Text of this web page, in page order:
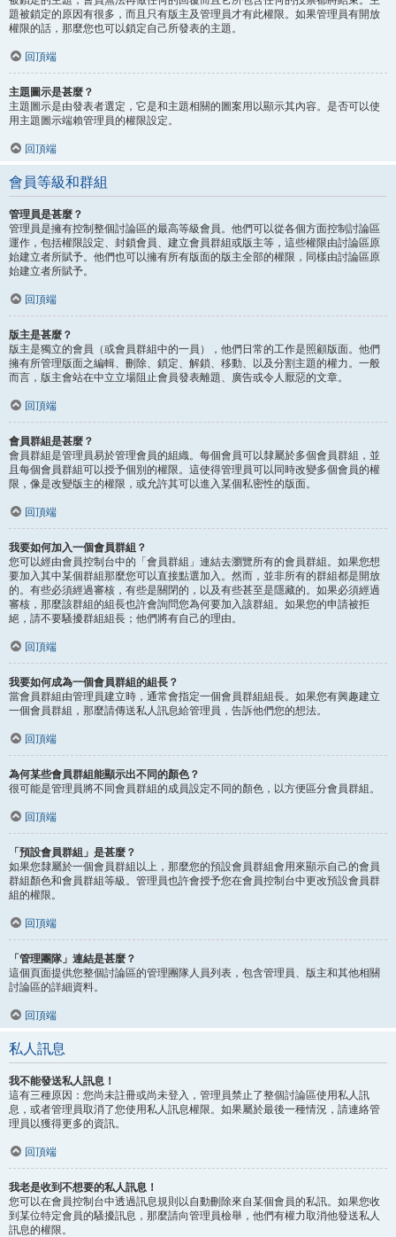
題被鎖定的原因有很多，而且只有版主及管理員才有此權限。如果管理員有開放
權限的話，那麼您也可以鎖定自己所發表的主題。
回頂端
主題圖示是甚麼？
主題圖示是由發表者選定，它是和主題相關的圖案用以顯示其內容。是否可以使
用主題圖示端賴管理員的權限設定。
回頂端
會員等級和群組
管理員是甚麼？
管理員是擁有控制整個討論區的最高等級會員。他們可以從各個方面控制討論區
運作，包括權限設定、封鎖會員、建立會員群組或版主等，這些權限由討論區原
始建立者所賦予。他們也可以擁有所有版面的版主全部的權限，同樣由討論區原
始建立者所賦予。
回頂端
版主是甚麼？
版主是獨立的會員（或會員群組中的一員），他們日常的工作是照顧版面。他們
擁有所管理版面之編輯、刪除、鎖定、解鎖、移動、以及分割主題的權力。一般
而言，版主會站在中立立場阻止會員發表離題、廣告或令人厭惡的文章。
回頂端
會員群組是甚麼？
會員群組是管理員易於管理會員的組織。每個會員可以隸屬於多個會員群組，並
且每個會員群組可以授予個別的權限。這使得管理員可以同時改變多個會員的權
限，像是改變版主的權限，或允許其可以進入某個私密性的版面。
回頂端
我要如何加入一個會員群組？
您可以經由會員控制台中的「會員群組」連結去瀏覽所有的會員群組。如果您想
要加入其中某個群組那麼您可以直接點選加入。然而，並非所有的群組都是開放
的。有些必須經過審核，有些是關閉的，以及有些甚至是隱藏的。如果必須經過
審核，那麼該群組的組長也許會詢問您為何要加入該群組。如果您的申請被拒
絕，請不要騷擾群組組長；他們將有自己的理由。
回頂端
我要如何成為一個會員群組的組長？
當會員群組由管理員建立時，通常會指定一個會員群組組長。如果您有興趣建立
一個會員群組，那麼請傳送私人訊息給管理員，告訴他們您的想法。
回頂端
為何某些會員群組能顯示出不同的顏色？
很可能是管理員將不同會員群組的成員設定不同的顏色，以方便區分會員群組。
回頂端
「預設會員群組」是甚麼？
如果您隸屬於一個會員群組以上，那麼您的預設會員群組會用來顯示自己的會員
群組顏色和會員群組等級。管理員也許會授予您在會員控制台中更改預設會員群
組的權限。
回頂端
「管理團隊」連結是甚麼？
這個頁面提供您整個討論區的管理團隊人員列表，包含管理員、版主和其他相關
討論區的詳細資料。
回頂端
私人訊息
我不能發送私人訊息！
這有三種原因：您尚未註冊或尚未登入，管理員禁止了整個討論區使用私人訊
息，或者管理員取消了您使用私人訊息權限。如果屬於最後一種情況，請連絡管
理員以獲得更多的資訊。
回頂端
我老是收到不想要的私人訊息！
您可以在會員控制台中透過訊息規則以自動刪除來自某個會員的私訊。如果您收
到某位特定會員的騷擾訊息，那麼請向管理員檢舉，他們有權力取消他發送私人
訊息的權限。